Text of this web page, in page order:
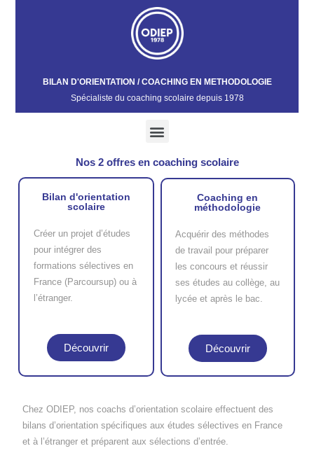
BILAN D'ORIENTATION / COACHING EN METHODOLOGIE
Spécialiste du coaching scolaire depuis 1978​
Nos 2 offres en coaching scolaire
Bilan d'orientation
scolaire
Créer un projet d’études
pour intégrer des
formations sélectives en
France (Parcoursup) ou à
l’étranger.
Découvrir
Coaching en
méthodologie
Acquérir des méthodes
de travail pour préparer
les concours et réussir
ses études au collège, au
lycée et après le bac.
Découvrir
Chez ODIEP, nos coachs d’orientation scolaire effectuent des
bilans d’orientation spécifiques aux études sélectives en France
et à l’étranger et préparent aux sélections d’entrée.